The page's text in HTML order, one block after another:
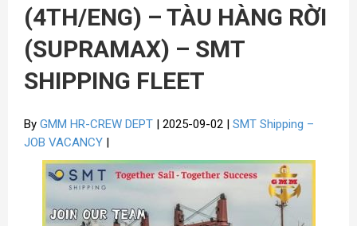
(4TH/ENG) – TÀU HÀNG RỜI
(SUPRAMAX) – SMT
SHIPPING FLEET
By GMM HR-CREW DEPT | 2025-09-02 | SMT Shipping –
JOB VACANCY |